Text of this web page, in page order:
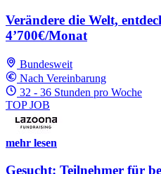
Verändere die Welt,
4’700€/Monat
Bundesweit
Nach Vereinbarung
32 - 36 Stunden pro Woche
TOP JOB
mehr lesen
Gesucht: Teilnehmer für